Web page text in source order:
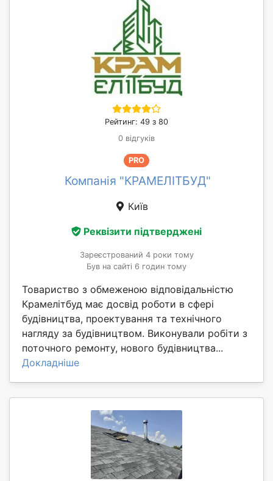
Рейтинг: 49 з 80
0 відгуків
PRO
Компанія "КРАМЕЛІТБУД"
Київ
Реквізити підтверджені
Зареєстрований 4 роки тому
Був на сайті 6 годин тому
Товариство з обмеженою відповідальністю
Крамелітбуд має досвід роботи в сфері
будівництва, проектування та технічного
нагляду за будівництвом. Виконували робіти з
поточного ремонту, нового будівництва...
Докладніше